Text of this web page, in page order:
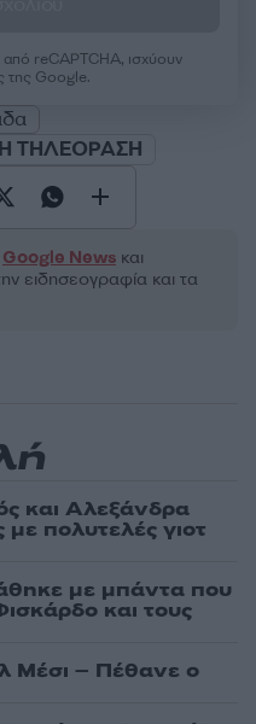
από reCAPTCHA, ισχύουν
της Google.
ΤΗΛΕΟΡΑΣΗ
Google News και
ειδησεογραφία και τα
και Αλεξάνδρα
πολυτελές γιοτ
με μπάντα που
και τους
Μέσι – Πέθανε ο